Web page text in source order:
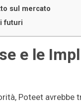
sul mercato
futuri
e le
Poteet avrebbe